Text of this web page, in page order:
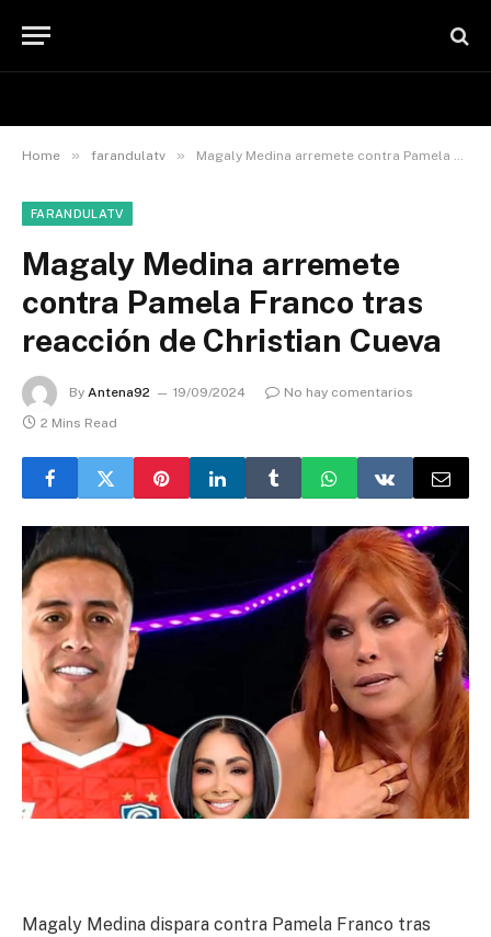
Home » farandulatv » Magaly Medina arremete contra Pamela Franco tras reacción de Christian Cueva
FARANDULATV
Magaly Medina arremete
contra Pamela Franco tras
reacción de Christian Cueva
By Antena92 19/09/2024
No hay comentarios
2 Mins Read
Magaly Medina dispara contra Pamela Franco tras